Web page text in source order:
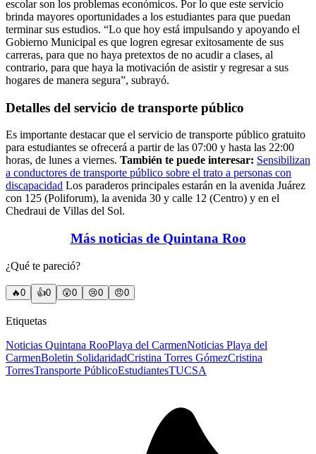
escolar son los problemas económicos. Por lo que este servicio
brinda mayores oportunidades a los estudiantes para que puedan
terminar sus estudios. “Lo que hoy está impulsando y apoyando el
Gobierno Municipal es que logren egresar exitosamente de sus
carreras, para que no haya pretextos de no acudir a clases, al
contrario, para que haya la motivación de asistir y regresar a sus
hogares de manera segura”, subrayó.
Detalles del servicio de transporte público
Es importante destacar que el servicio de transporte público gratuito
para estudiantes se ofrecerá a partir de las 07:00 y hasta las 22:00
horas, de lunes a viernes. También te puede interesar: Sensibilizan
a conductores de transporte público sobre el trato a personas con
discapacidad Los paraderos principales estarán en la avenida Juárez
con 125 (Poliforum), la avenida 30 y calle 12 (Centro) y en el
Chedraui de Villas del Sol.
Más noticias de Quintana Roo
¿Qué te pareció?
🔥0 👍0 😲0 😢0 😠0
Etiquetas
Noticias Quintana RooPlaya del CarmenNoticias Playa del
CarmenBoletin SolidaridadCristina Torres GómezCristina
TorresTransporte PúblicoEstudiantesTUCSA